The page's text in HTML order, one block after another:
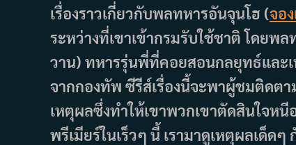
เรื่องราวเกี่ยวกับพลทหารอันจุนโฮ (จอ
ระหว่างที่เขาเข้ากรมรับใช้ชาติ โดยพ
วาน) ทหารรุ่นพี่ที่คอยสอนกลยุทธ์และ
จากกองทัพ ซีรีส์เรื่องนี้จะพาผู้ชมติด
เหตุผลซึ่งทำให้เขาพวกเขาตัดสินใจห
พรีเมียร์ในเร็วๆ นี้ เรามาดูเหตุผลเด็ด